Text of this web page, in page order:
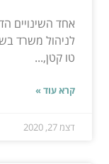
אחד השינויים
לניהול משרד
טו קטן,...
קרא עוד »
דצמ 27, 2020